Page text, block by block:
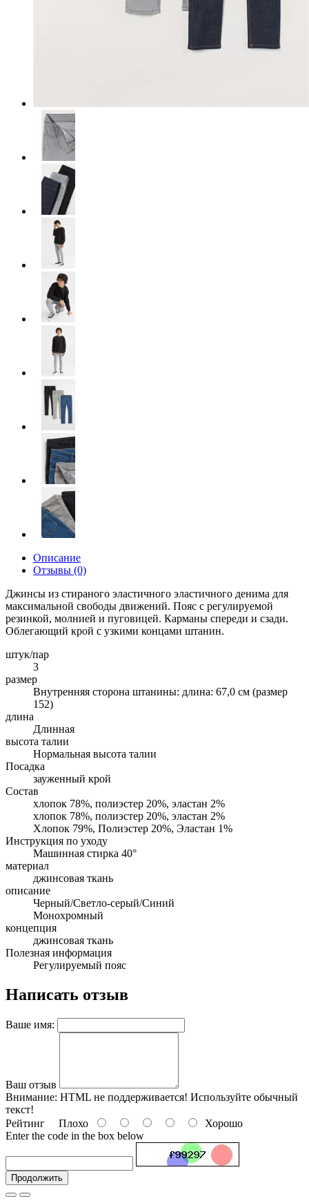
Описание
Отзывы (0)
Джинсы из стираного эластичного эластичного денима для
максимальной свободы движений. Пояс с регулируемой
резинкой, молнией и пуговицей. Карманы спереди и сзади.
Облегающий крой с узкими концами штанин.
штук/пар
3
размер
Внутренняя сторона штанины: длина: 67,0 см (размер
152)
длина
Длинная
высота талии
Нормальная высота талии
Посадка
зауженный крой
Состав
хлопок 78%, полиэстер 20%, эластан 2%
хлопок 78%, полиэстер 20%, эластан 2%
Хлопок 79%, Полиэстер 20%, Эластан 1%
Инструкция по уходу
Машинная стирка 40°
материал
джинсовая ткань
описание
Черный/Светло-серый/Синий
Монохромный
концепция
джинсовая ткань
Полезная информация
Регулируемый пояс
Написать отзыв
Ваше имя:
Ваш отзыв
Внимание: HTML не поддерживается! Используйте обычный
текст!
Рейтинг Плохо
Хорошо
Enter the code in the box below
Продолжить